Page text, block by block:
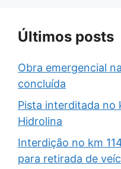
Últimos posts
Obra emergencial
concluída
Pista interditada no
Hidrolina
Interdição no km
para retirada de